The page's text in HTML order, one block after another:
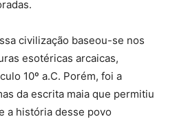
civilização baseou-se nos
esotéricas arcaicas,
10º a.C. Porém, foi a
da escrita maia que permitiu
a história desse povo